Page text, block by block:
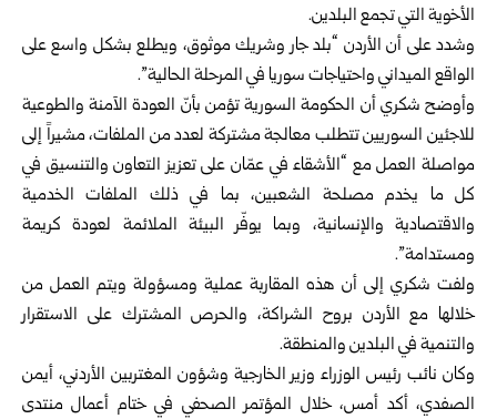
الأخوية التي تجمع البلدين.
وشدد على أن الأردن “بلد جار وشريك موثوق، ويطلع بشكل واسع على
الواقع الميداني واحتياجات سوريا في المرحلة الحالية”.
وأوضح شكري أن الحكومة السورية تؤمن بأنّ العودة الآمنة والطوعية
للاجئين السوريين تتطلب معالجة مشتركة لعدد من الملفات، مشيراً إلى
مواصلة العمل مع “الأشقاء في عمّان على تعزيز التعاون والتنسيق في
كل ما يخدم مصلحة الشعبين، بما في ذلك الملفات الخدمية
والاقتصادية والإنسانية، وبما يوفّر البيئة الملائمة لعودة كريمة
ومستدامة”.
ولفت شكري إلى أن هذه المقاربة عملية ومسؤولة ويتم العمل من
خلالها مع الأردن بروح الشراكة، والحرص المشترك على الاستقرار
والتنمية في البلدين والمنطقة.
وكان نائب رئيس الوزراء وزير الخارجية وشؤون المغتربين الأردني، أيمن
الصفدي، أكد أمس، خلال المؤتمر الصحفي في ختام أعمال منتدى